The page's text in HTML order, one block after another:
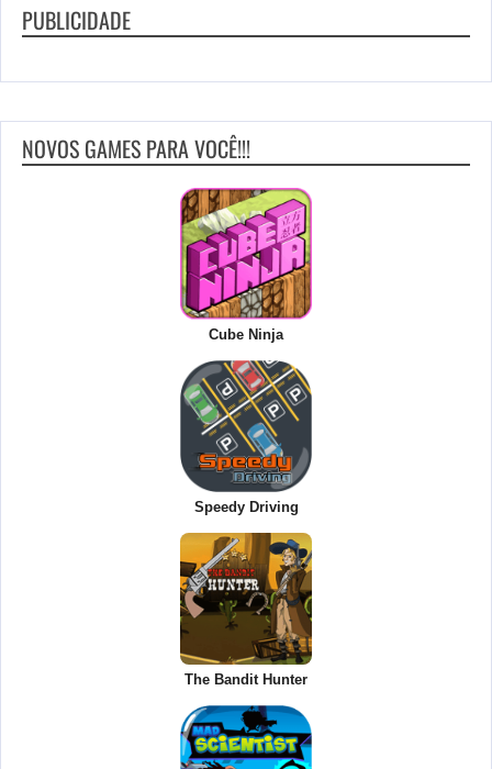
PUBLICIDADE
NOVOS GAMES PARA VOCÊ!!!
Cube Ninja
Speedy Driving
The Bandit Hunter